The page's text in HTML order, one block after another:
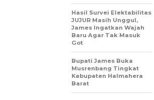
Hasil Survei Elektabilitas
JUJUR Masih Unggul,
James Ingatkan Wajah
Baru Agar Tak Masuk
Got
Bupati James Buka
Musrenbang Tingkat
Kabupaten Halmahera
Barat